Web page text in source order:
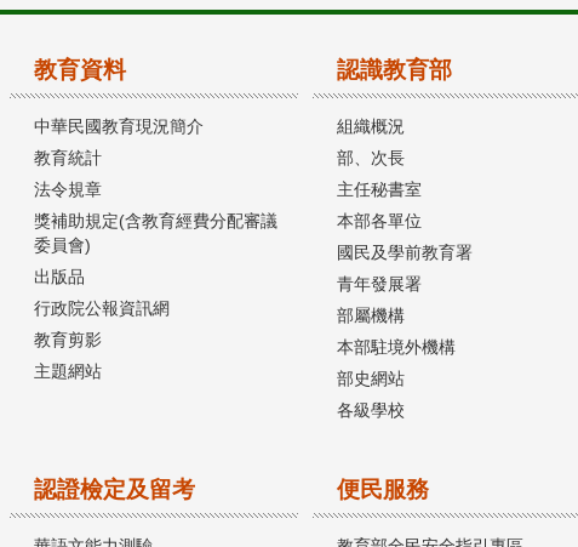
教育資料
中華民國教育現況簡介
教育統計
法令規章
獎補助規定(含教育經費分配審議
委員會)
出版品
行政院公報資訊網
教育剪影
主題網站
認識教育部
組織概況
部、次長
主任秘書室
本部各單位
國民及學前教育署
青年發展署
部屬機構
本部駐境外機構
部史網站
各級學校
認證檢定及留考 便民服務